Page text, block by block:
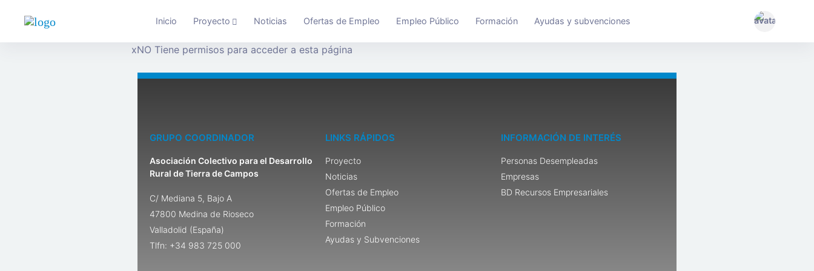
Inicio Proyecto Noticias Ofertas de Empleo Empleo Público Formación Ayudas y subvenciones
xNO Tiene permisos para acceder a esta página
GRUPO COORDINADOR
Asociación Colectivo para el Desarrollo
Rural de Tierra de Campos
C/ Mediana 5, Bajo A
47800 Medina de Rioseco
Valladolid (España)
Tlfn: +34 983 725 000
LINKS RÁPIDOS
Proyecto
Noticias
Ofertas de Empleo
Empleo Público
Formación
Ayudas y Subvenciones
INFORMACIÓN DE INTERÉS
Personas Desempleadas
Empresas
BD Recursos Empresariales